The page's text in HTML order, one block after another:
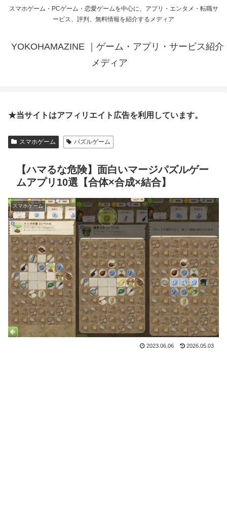
スマホゲーム・PCゲーム・恋愛ゲームを中心に、アプリ・エンタメ・転職サ
ービス、評判、無料情報を紹介するメディア
YOKOHAMAZINE ｜ゲーム・アプリ・サービス紹介
メディア
★当サイトはアフィリエイト広告を利用しています。
スマホゲーム パズルゲーム
【ハマるな危険】面白いマージパズルゲー
ムアプリ10選【合体×合成×結合】
スマホゲーム
2023.06.06 2026.05.03